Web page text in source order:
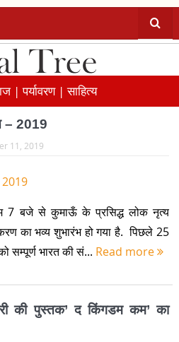
|पर्यावरण |साहित्य
– 2019
11, 2019
7 बजे से कुमाऊँ के प्रसिद्ध लोक नृत्य
का भव्य शुभारंभ हो गया है. पिछले 25
सम्पूर्ण भारत की सं... Read more
की पुस्तक’ द किंगडम कम’ का